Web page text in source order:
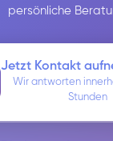
persönliche
Jetzt Kontakt
Wir antworten
Stunden